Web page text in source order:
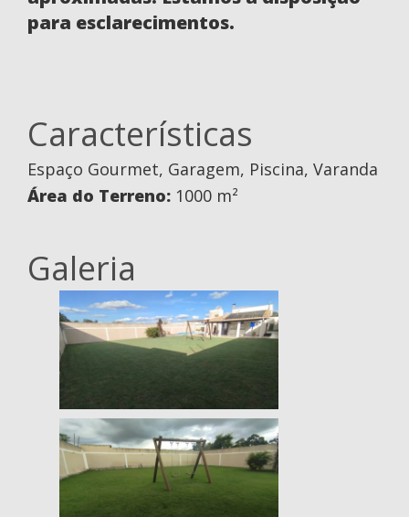
para esclarecimentos.
Características
Espaço Gourmet, Garagem, Piscina, Varanda
Área do Terreno: 1000 m²
Galeria